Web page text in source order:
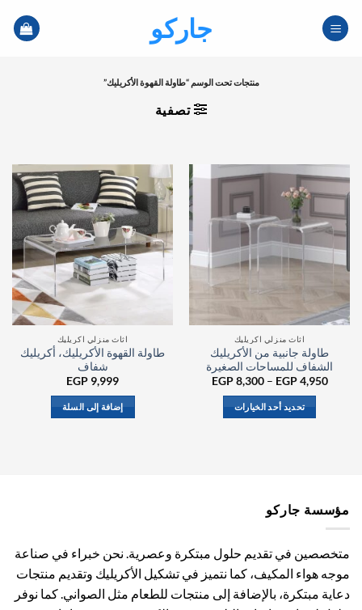
للمحتوى
جاركو
منتجات تحت الوسم “طاولة القهوة الأكريليك”
تصفية
اثاث منزلي اكريليك
طاولة جانبية من الأكريليك
الشفاف للمساحات الصغيرة
EGP4,950
–
EGP8,300
تحديد أحد الخيارات
لهذا
اختيار
الخيارات
على
اثاث منزلي اكريليك
طاولة القهوة الأكريليك، أكريليك
شفاف
EGP 9,999
إضافة إلى السلة
مؤسسة جاركو
متخصصين في تقديم حلول مبتكرة وعصرية. نحن خبراء في صناعة
موجه هواء المكيف، كما نتميز في تشكيل الأكريليك وتقديم منتجات
دعاية مبتكرة، بالإضافة إلى منتجات للطعام مثل الصواني. كما نوفر